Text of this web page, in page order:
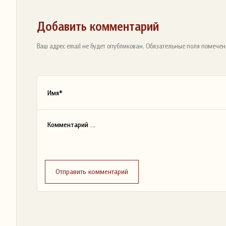
Добавить комментарий
Ваш адрес email не будет опубликован. Обязательные поля
Отправить комментарий